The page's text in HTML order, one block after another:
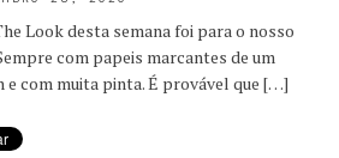
Look desta semana foi para o nosso
com papeis marcantes de um
com muita pinta. É provável que […]